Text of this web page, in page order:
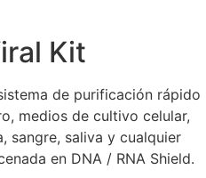
Kit
de purificación rápido
medios de cultivo celular,
sangre, saliva y cualquier
en DNA / RNA Shield.